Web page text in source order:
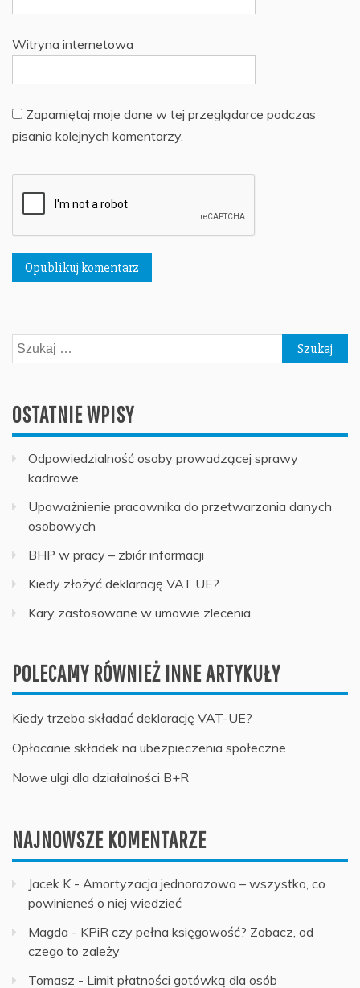
Witryna internetowa
Zapamiętaj moje dane w tej przeglądarce podczas
pisania kolejnych komentarzy.
Szukaj:
OSTATNIE WPISY
Odpowiedzialność osoby prowadzącej sprawy
kadrowe
Upoważnienie pracownika do przetwarzania danych
osobowych
BHP w pracy – zbiór informacji
Kiedy złożyć deklarację VAT UE?
Kary zastosowane w umowie zlecenia
POLECAMY RÓWNIEŻ INNE ARTYKUŁY
Kiedy trzeba składać deklarację VAT-UE?
Opłacanie składek na ubezpieczenia społeczne
Nowe ulgi dla działalności B+R
NAJNOWSZE KOMENTARZE
Jacek K- Amortyzacja jednorazowa – wszystko, co
powinieneś o niej wiedzieć
Magda - KPiR czy pełna księgowość? Zobacz, od
czego to zależy
Tomasz - Limit płatności gotówką dla osób